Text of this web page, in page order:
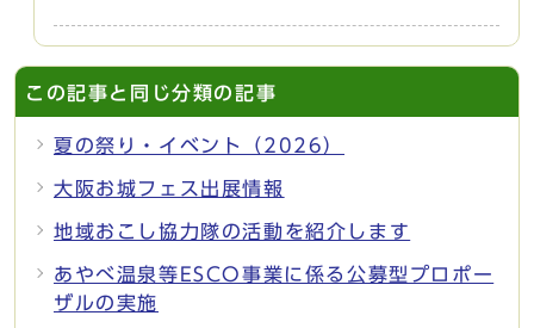
この記事と同じ分類の記事
夏の祭り・イベント（2026）
大阪お城フェス出展情報
地域おこし協力隊の活動を紹介します
あやべ温泉等ESCO事業に係る公募型プロポー
ザルの実施